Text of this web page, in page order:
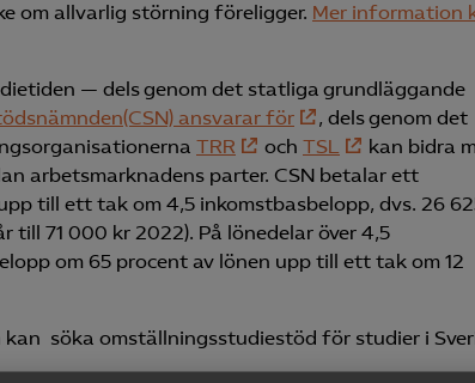
om allvarlig störning föreligger. Mer information
— dels genom det statliga grundläggande
ansvarar för
, dels genom det
TRR och TSL
kan bidra
arbetsmarknadens parter. CSN betalar ett
till ett tak om 4,5 inkomstbasbelopp, dvs. 26
71 000 kr 2022). På lönedelar över 4,5
om 65 procent av lönen upp till ett tak om 12
söka omställnings­studiestöd för studier i